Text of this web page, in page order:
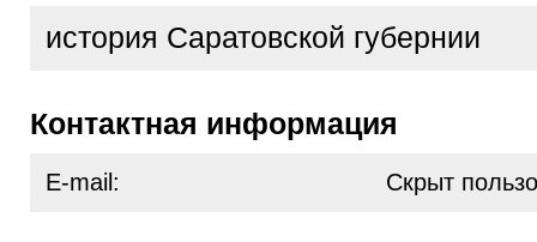
история Саратовской губернии
Контактная информация
E-mail: Скрыт